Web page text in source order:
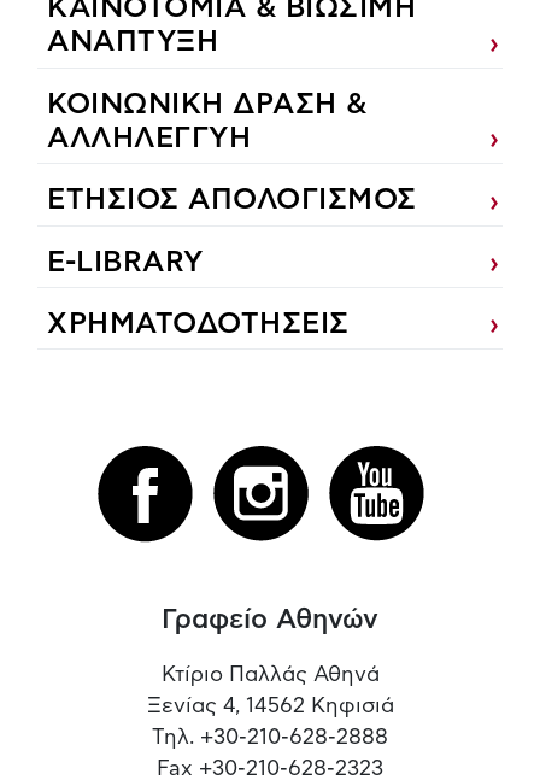
ΚΑΙΝΟΤΟΜΙΑ & ΒΙΩΣΙΜΗ
ΑΝΑΠΤΥΞΗ
ΚΟΙΝΩΝΙΚΗ ΔΡΑΣΗ &
ΑΛΛΗΛΕΓΓΥΗ
ΕΤΗΣΙΟΣ ΑΠΟΛΟΓΙΣΜΟΣ
E-LIBRARY
ΧΡΗΜΑΤΟΔΟΤΗΣΕΙΣ
Γραφείο Αθηνών
Κτίριο Παλλάς Αθηνά
Ξενίας 4, 14562 Κηφισιά
Τηλ. +30-210-628-2888
Fax +30-210-628-2323